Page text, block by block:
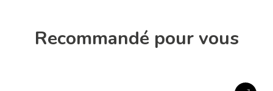
Recommandé pour vous